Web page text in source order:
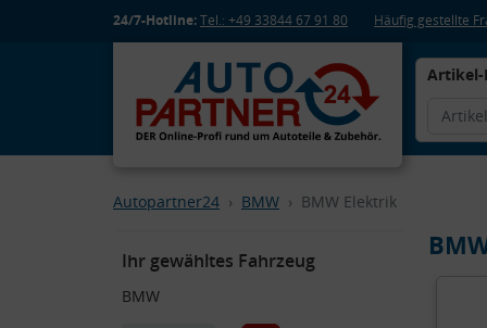
24/7-Hotline:Tel.: +49 33844 67 91 80 Häufig gestellte
Artikel-
Autopartner24 BMW BMW Elektrik
Ihr gewähltes Fahrzeug
BMW